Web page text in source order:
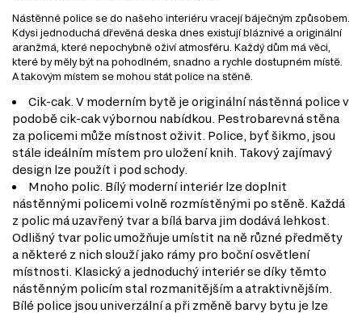
Nástěnné police se do našeho interiéru vracejí báječným způsobem.
Kdysi jednoduchá dřevěná deska dnes existují bláznivé a originální
aranžmá, které nepochybně oživí atmosféru. Každý dům má věci,
které by měly být na pohodlném, snadno a rychle dostupném místě.
A takovým místem se mohou stát police na stěně.
Cik-cak. V moderním bytě je originální nástěnná police v
podobě cik-cak výbornou nabídkou. Pestrobarevná stěna
za policemi může místnost oživit. Police, byť šikmo, jsou
stále ideálním místem pro uložení knih. Takový zajímavý
design lze použít i pod schody.
Mnoho polic. Bílý moderní interiér lze doplnit
nástěnnými policemi volně rozmístěnými po stěně. Každá
z polic má uzavřený tvar a bílá barva jim dodává lehkost.
Odlišný tvar polic umožňuje umístit na ně různé předměty
a některé z nich slouží jako rámy pro boční osvětlení
místnosti. Klasický a jednoduchý interiér se díky těmto
nástěnným policím stal rozmanitějším a atraktivnějším.
Bílé police jsou univerzální a při změně barvy bytu je lze